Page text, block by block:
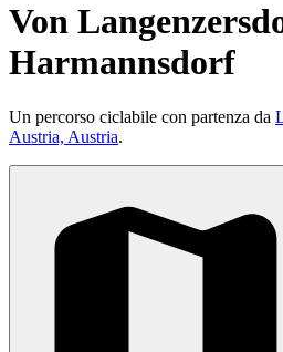
Von
Harmannsdorf
Un percorso ciclabile con partenza da
Austria, Austria.